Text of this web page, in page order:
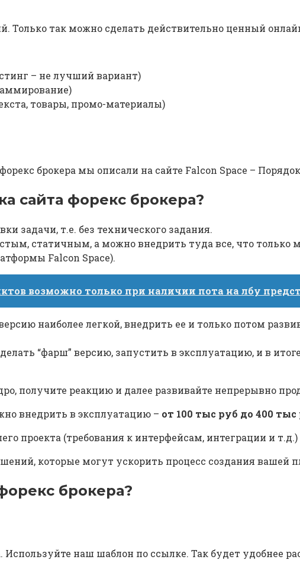
так можно сделать действительно ценный
– не лучший вариант)
товары, промо-материалы)
брокера мы описали на сайте Falcon Space –
сайта форекс брокера?
задачи, т.е. без технического задания.
статичным, а можно внедрить туда все, что
Falcon Space).
возможно только при наличии пота на лбу
наиболее легкой, внедрить ее и только потом
“фарш” версию, запустить в эксплуатацию, и в
получите реакцию и далее развивайте непрерывно
внедрить в эксплуатацию – от 100 тыс руб до 400 тыс
проекта (требования к интерфейсам, интеграции и т.д.)
которые могут ускорить процесс создания вашей
брокера?
Используйте наш шаблон по ссылке. Так будет удобнее